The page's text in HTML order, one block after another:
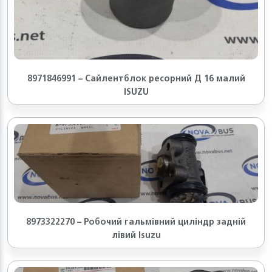
8971846991 – Сайлентблок ресорний Д 16 малий
ISUZU
8973322270 – Робочий гальмівний циліндр задній
лівий Isuzu